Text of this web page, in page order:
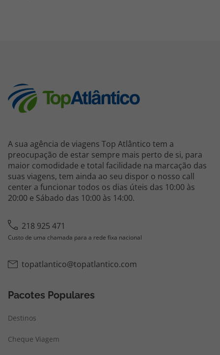
A sua agência de viagens Top Atlântico tem a
preocupação de estar sempre mais perto de si, para
maior comodidade e total facilidade na marcação das
suas viagens, tem ainda ao seu dispor o nosso call
center a funcionar todos os dias úteis das 10:00 às
20:00 e Sábado das 10:00 às 14:00.
218 925 471
Custo de uma chamada para a rede fixa nacional
topatlantico@topatlantico.com
Pacotes Populares
Destinos
Cheque Viagem